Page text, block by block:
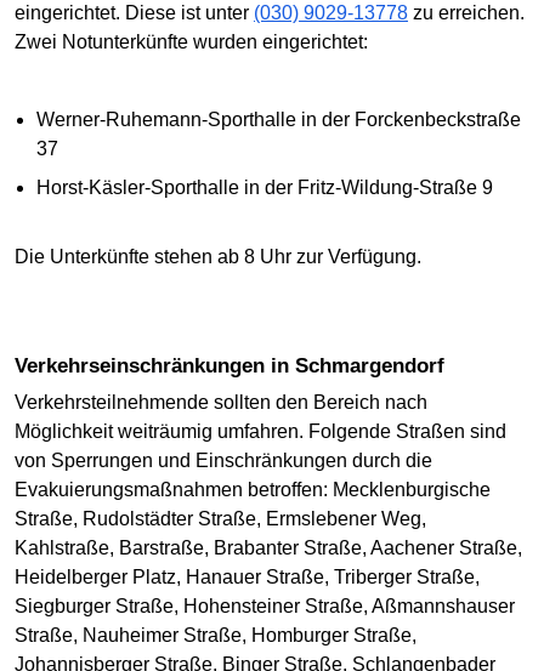
eingerichtet. Diese ist unter (030) 9029-13778 zu erreichen.
Zwei Notunterkünfte wurden eingerichtet:
Werner-Ruhemann-Sporthalle in der Forckenbeckstraße
37
Horst-Käsler-Sporthalle in der Fritz-Wildung-Straße 9
Die Unterkünfte stehen ab 8 Uhr zur Verfügung.
Verkehrseinschränkungen in Schmargendorf
Verkehrsteilnehmende sollten den Bereich nach
Möglichkeit weiträumig umfahren. Folgende Straßen sind
von Sperrungen und Einschränkungen durch die
Evakuierungsmaßnahmen betroffen: Mecklenburgische
Straße, Rudolstädter Straße, Ermslebener Weg,
Kahlstraße, Barstraße, Brabanter Straße, Aachener Straße,
Heidelberger Platz, Hanauer Straße, Triberger Straße,
Siegburger Straße, Hohensteiner Straße, Aßmannshauser
Straße, Nauheimer Straße, Homburger Straße,
Johannisberger Straße, Binger Straße, Schlangenbader